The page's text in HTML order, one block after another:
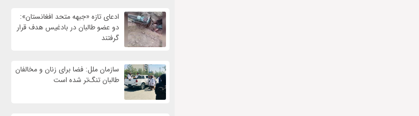
ادعای تازه «جبهه متحد افغانستان»:
دو عضو طالبان در بادغیس هدف قرار
گرفتند
سازمان ملل: فضا برای زنان و مخالفان
طالبان تنگ‌تر شده است